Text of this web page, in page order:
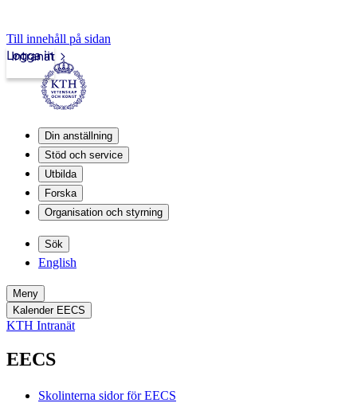
Till innehåll på sidan
Intranät
Logga in
Din anställning
Stöd och service
Utbilda
Forska
Organisation och styrning
Sök
English
Meny
Kalender EECS
KTH Intranät
EECS
Skolinterna sidor för EECS